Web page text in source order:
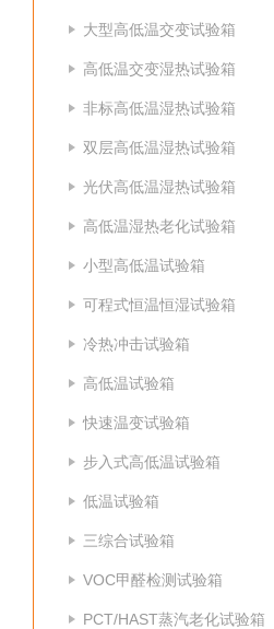
大型高低温交变试验箱
高低温交变湿热试验箱
非标高低温湿热试验箱
双层高低温湿热试验箱
光伏高低温湿热试验箱
高低温湿热老化试验箱
小型高低温试验箱
可程式恒温恒湿试验箱
冷热冲击试验箱
高低温试验箱
快速温变试验箱
步入式高低温试验箱
低温试验箱
三综合试验箱
VOC甲醛检测试验箱
PCT/HAST蒸汽老化试验箱